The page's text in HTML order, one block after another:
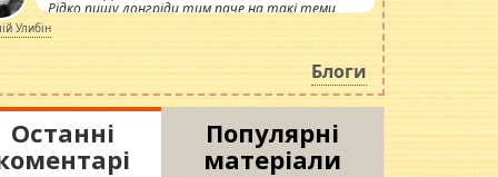
Рідко пишу лонгріди тим паче на такі теми,
але вже просто дістало! Обурюють сьогоднішні
інсенуації навколо стипендіального питання.
Штучно роздувається ще одна соціальна
катастрофа.
Улибін
Блоги
Останні
Популярні
матеріали